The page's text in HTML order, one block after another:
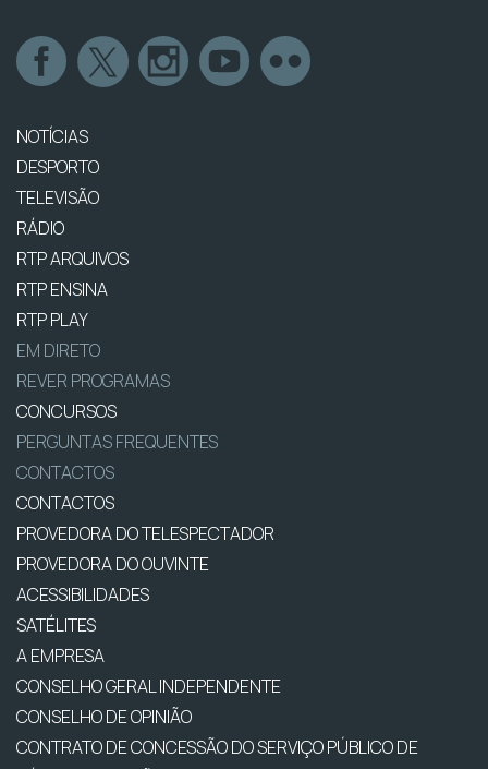
NOTÍCIAS
DESPORTO
TELEVISÃO
RÁDIO
RTP ARQUIVOS
RTP ENSINA
RTP PLAY
EM DIRETO
REVER PROGRAMAS
CONCURSOS
PERGUNTAS FREQUENTES
CONTACTOS
CONTACTOS
PROVEDORA DO TELESPECTADOR
PROVEDORA DO OUVINTE
ACESSIBILIDADES
SATÉLITES
A EMPRESA
CONSELHO GERAL INDEPENDENTE
CONSELHO DE OPINIÃO
CONTRATO DE CONCESSÃO DO SERVIÇO PÚBLICO DE